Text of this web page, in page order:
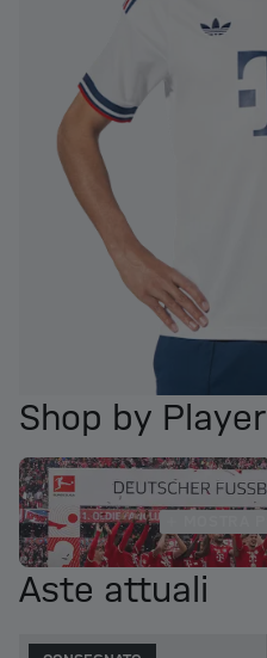
Shop by Player
Aste attuali